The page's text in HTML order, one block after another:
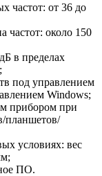
частот: от 36 до
частот: около 150
в пределах
под управлением
Windows;
прибором при
планшетов/
условиях: вес
ПО.